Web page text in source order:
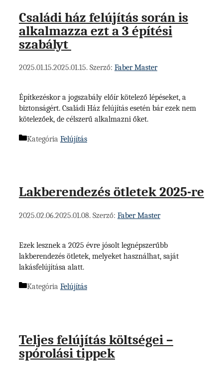
Családi ház felújítás során is
alkalmazza ezt a 3 építési
szabályt
2025.01.15.2025.01.15. Szerző: Faber Master
Építkezéskor a jogszabály előír kötelező lépéseket, a
biztonságért. Családi Ház felújítás esetén bár ezek nem
kötelezőek, de célszerű alkalmazni őket.
Kategória Felújítás
Lakberendezés ötletek 2025-re
2025.02.06.2025.01.08. Szerző: Faber Master
Ezek lesznek a 2025 évre jósolt legnépszerűbb
lakberendezés ötletek, melyeket használhat, saját
lakásfelújítása alatt.
Kategória Felújítás
Teljes felújítás költségei –
spórolási tippek